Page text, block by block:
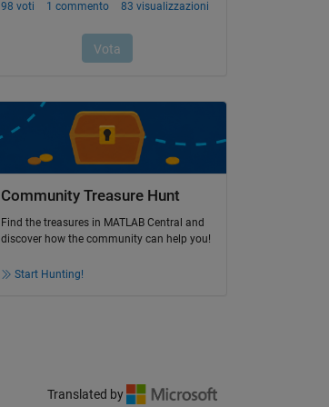
Community Treasure Hunt
Find the treasures in MATLAB Central and
discover how the community can help you!
Start Hunting!
Translated by